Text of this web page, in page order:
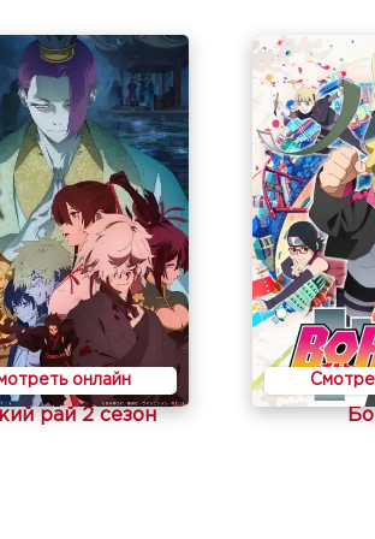
онлайн
рай 2 сезон